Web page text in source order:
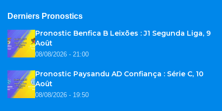
Derniers Pronostics
Pronostic Benfica B Leixões : J1 Segunda Liga, 9
Août
08/08/2026 - 21:00
Pronostic Paysandu AD Confiança : Série C, 10
Août
08/08/2026 - 19:50